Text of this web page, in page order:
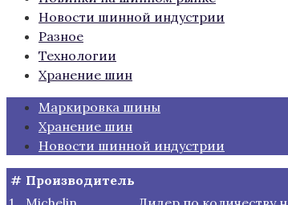
Новости шинной индустрии
Разное
Технологии
Хранение шин
Маркировка шины
Хранение шин
Новости шинной индустрии
# Производитель